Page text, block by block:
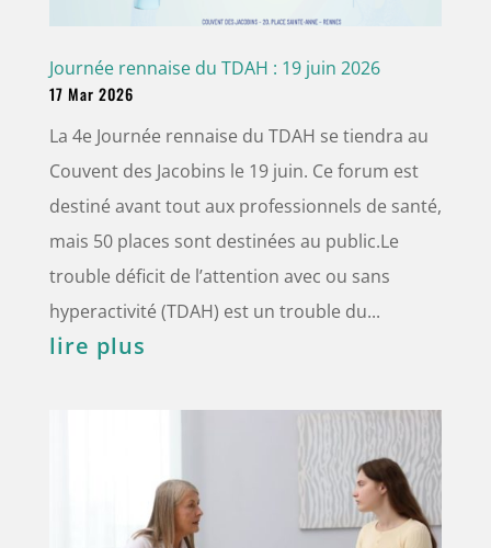
Journée rennaise du TDAH : 19 juin 2026
17 Mar 2026
La 4e Journée rennaise du TDAH se tiendra au
Couvent des Jacobins le 19 juin. Ce forum est
destiné avant tout aux professionnels de santé,
mais 50 places sont destinées au public.Le
trouble déficit de l’attention avec ou sans
hyperactivité (TDAH) est un trouble du...
lire plus